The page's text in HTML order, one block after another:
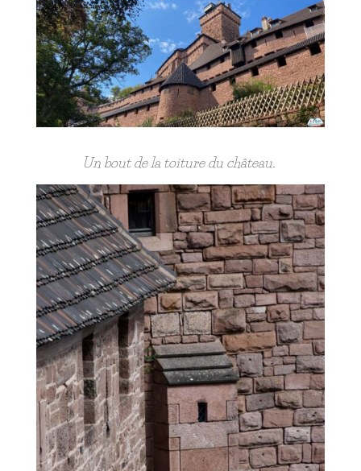
Un bout de la toiture du château.